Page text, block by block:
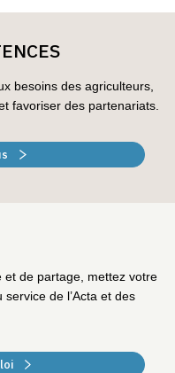
besoins des agriculteurs,
favoriser des partenariats.
et de partage, mettez votre
de l’Acta et des